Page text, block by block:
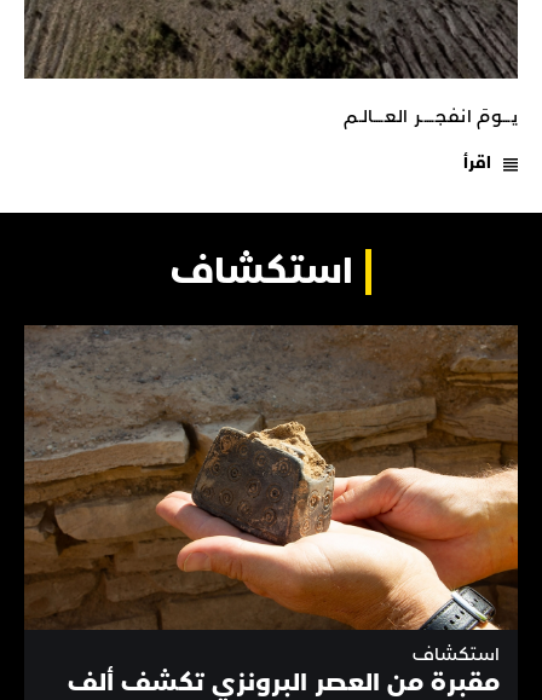
يـــومَ انفجـــــر العــــالـم
اقرأ
استكشاف
استكشاف
مقبرة من العصر البرونزي تكشف ألف